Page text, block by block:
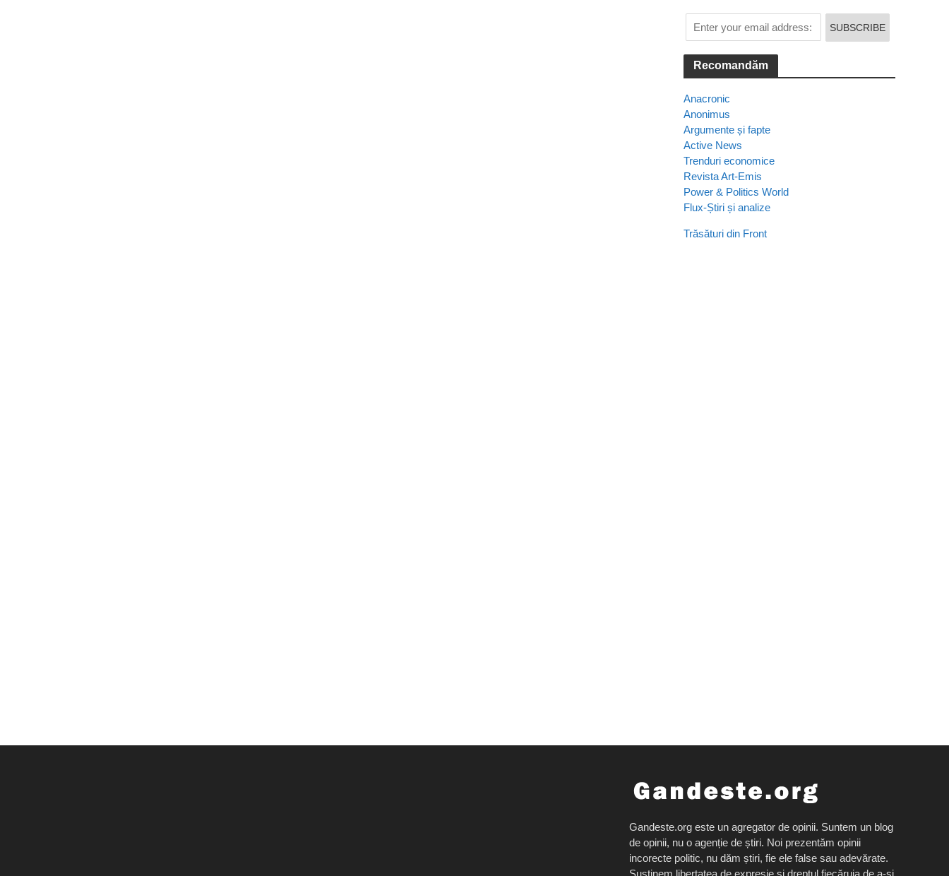
Recomandăm
Anacronic
Anonimus
Argumente și fapte
Active News
Trenduri economice
Revista Art-Emis
Power & Politics World
Flux-Știri și analize
Trăsături din Front
Gandeste.org este un agregator de opinii. Suntem un blog
de opinii, nu o agenție de știri. Noi prezentăm opinii
incorecte politic, nu dăm știri, fie ele false sau adevărate.
Susținem libertatea de expresie și dreptul fiecăruia de a-și